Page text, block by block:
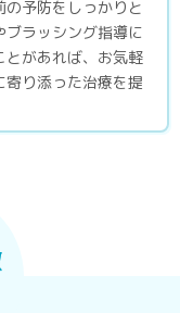
予防をしっかりと
ラッシング指導に
とがあれば、お気軽
寄り添った治療を提